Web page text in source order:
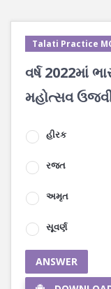
Talati Practice
વર્ષ 2022માં
મહોત્સવ
હીરક
રજત
અમૃત
સૂવર્ણ
ANSWER